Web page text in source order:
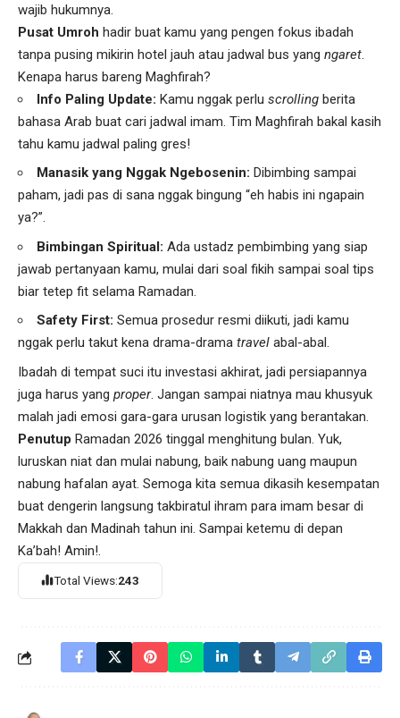
wajib hukumnya.
Pusat Umroh hadir buat kamu yang pengen fokus ibadah
tanpa pusing mikirin hotel jauh atau jadwal bus yang ngaret.
Kenapa harus bareng Maghfirah?
Info Paling Update: Kamu nggak perlu scrolling berita
bahasa Arab buat cari jadwal imam. Tim Maghfirah bakal kasih
tahu kamu jadwal paling gres!
Manasik yang Nggak Ngebosenin: Dibimbing sampai
paham, jadi pas di sana nggak bingung “eh habis ini ngapain
ya?”.
Bimbingan Spiritual: Ada ustadz pembimbing yang siap
jawab pertanyaan kamu, mulai dari soal fikih sampai soal tips
biar tetep fit selama Ramadan.
Safety First: Semua prosedur resmi diikuti, jadi kamu
nggak perlu takut kena drama-drama travel abal-abal.
Ibadah di tempat suci itu investasi akhirat, jadi persiapannya
juga harus yang proper. Jangan sampai niatnya mau khusyuk
malah jadi emosi gara-gara urusan logistik yang berantakan.
Penutup Ramadan 2026 tinggal menghitung bulan. Yuk,
luruskan niat dan mulai nabung, baik nabung uang maupun
nabung hafalan ayat. Semoga kita semua dikasih kesempatan
buat dengerin langsung takbiratul ihram para imam besar di
Makkah dan Madinah tahun ini. Sampai ketemu di depan
Ka’bah! Amin!.
Total Views:243